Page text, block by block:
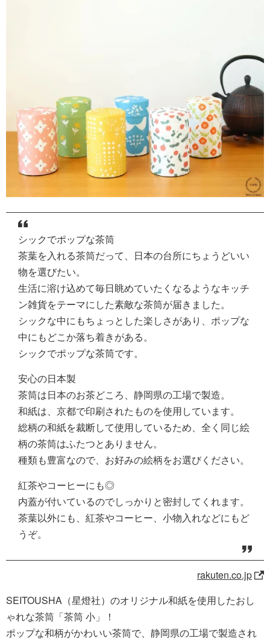
シックでポップな茶筒
茶葉を入れる茶筒だって、日本の台所にちょうどいい
物を選びたい。
生活に溶け込めて毎日眺めていたくなるようなキッチ
ン雑貨をテーマにした素敵な茶筒が届きました。
シックな中にもちょっとした楽しさがあり、ポップな
中にもどこか落ち着きがある。
シックでポップな茶筒です。
安心の日本製
茶筒は日本のお茶どころ、静岡県の工場で製造。
和紙は、京都で印刷されたものを使用しています。
総柄の和紙を裁断して使用しているため、全く同じ絵
柄の茶筒はふたつとありません。
種類も豊富なので、お好みの絵柄をお選びください。
紅茶やコーヒーにも◎
内蓋が付いているのでしっかりと密封してくれます。
茶葉以外にも、紅茶やコーヒー、小物入れなどにもど
うぞ。
rakuten.co.jp
SEITOUSHA（星燈社）のオリジナル和紙を使用したおし
ゃれな茶筒「茶筒 小」！
ポップな和柄がかわいい茶筒で、静岡県の工場で製造され